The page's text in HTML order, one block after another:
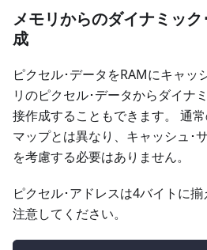
メモリからのダイナミッ
成
ピクセル･データをRAMにキャッ
リのピクセル･データからダイナ
接作成することもできます。 通
マップとは異なり、キャッシュ･
を考慮する必要はありません。
ピクセル･アドレスは4バイトに
注意してください。